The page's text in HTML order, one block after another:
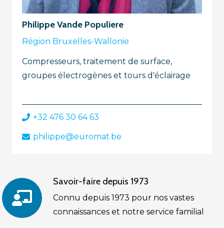
Philippe Vande Populiere
Région Bruxelles-Wallonie
Compresseurs, traitement de surface,
groupes électrogènes et tours d'éclairage
+32 476 30 64 63
philippe@euromat.be
Savoir-faire depuis 1973
Connu depuis 1973 pour nos vastes
connaissances et notre service familial